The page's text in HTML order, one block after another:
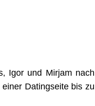
Igor und Mirjam nach
Datingseite bis zu